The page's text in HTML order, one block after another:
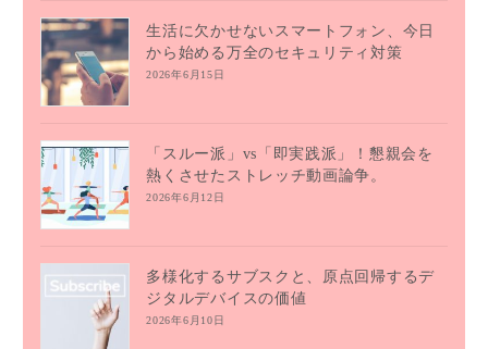
生活に欠かせないスマートフォン、今日
から始める万全のセキュリティ対策
2026年6月15日
「スルー派」vs「即実践派」！懇親会を
熱くさせたストレッチ動画論争。
2026年6月12日
多様化するサブスクと、原点回帰するデ
ジタルデバイスの価値
2026年6月10日